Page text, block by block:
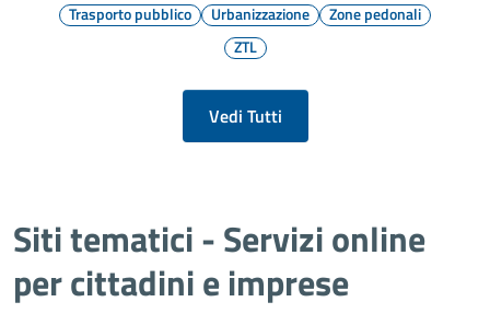
Trasporto pubblico
Urbanizzazione
Zone pedonali
ZTL
Vedi Tutti
Siti tematici - Servizi online
per cittadini e imprese